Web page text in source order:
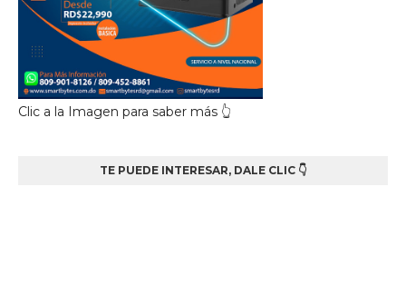
Clic a la Imagen para saber más 👆
TE PUEDE INTERESAR, DALE CLIC 👇